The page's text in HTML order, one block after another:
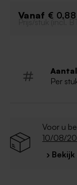
voor een prachtig
Vanaf € 0,88
Prijs/stuk (incl.
Aantal
Per
Voor u
10/08/
›